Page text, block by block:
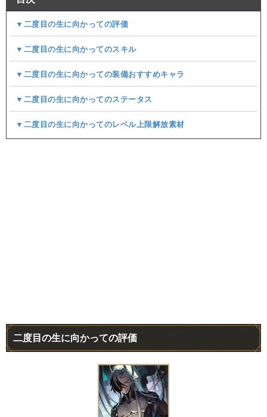
▼二度目の生に向かっての評価
▼二度目の生に向かってのスキル
▼二度目の生に向かっての装備おすすめキャラ
▼二度目の生に向かってのステータス
▼二度目の生に向かってのレベル上限解放素材
二度目の生に向かっての評価